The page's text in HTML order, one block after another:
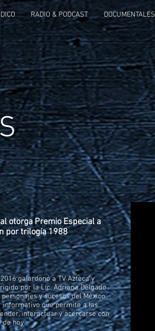
RADIO & PODCAST DOCUMENTALES
otorga Premio Especial a
por trilogía 1988
galardonó a TV Azteca y
por la Lic. Adriana Delgado
y sucesos del México
informativo que permite a las
interactuar y acercarse con
de hoy.